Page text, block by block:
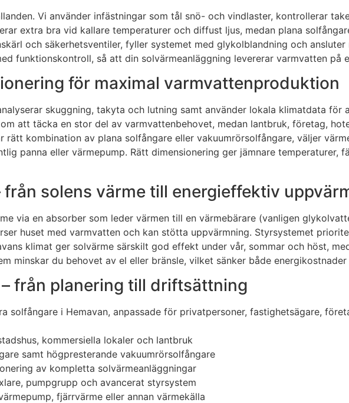
Vi använder infästningar som tål snö- och vindlaster, kontrollerar
extra bra vid kallare temperaturer och diffust ljus, medan plana
och säkerhetsventiler, fyller systemet med glykolblandning och
funktionskontroll, så att din solvärmeanläggning levererar varmvatten
för maximal varmvattenproduktion
skuggning, takyta och lutning samt använder lokala klimatdata för
att täcka en stor del av varmvattenbehovet, medan lantbruk, företag,
rätt kombination av plana solfångare eller vakuumrörsolfångare, väljer
panna eller värmepump. Rätt dimensionering ger jämnare
från solens värme till energieffektiv
via en absorber som leder värmen till en värmebärare (vanligen
huset med varmvatten och kan stötta uppvärmning. Styrsystemet
klimat ger solvärme särskilt god effekt under vår, sommar och höst,
minskar du behovet av el eller bränsle, vilket sänker både
från planering till driftsättning
solfångare i Hemavan, anpassade för privatpersoner, fastighetsägare,
kommersiella lokaler och lantbruk
samt högpresterande vakuumrörsolfångare
av kompletta solvärmeanläggningar
pumpgrupp och avancerat styrsystem
fjärrvärme eller annan värmekälla